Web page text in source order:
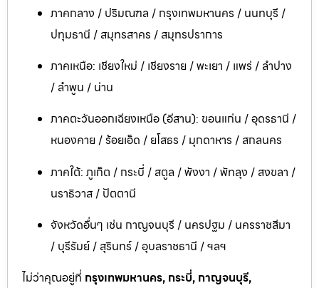
ภาคกลาง / ปริมณฑล / กรุงเทพมหานคร / นนทบุรี /
ปทุมธานี / สมุทรสาคร / สมุทรปราการ
ภาคเหนือ: เชียงใหม่ / เชียงราย / พะเยา / แพร่ / ลำปาง
/ ลำพูน / น่าน
ภาคตะวันออกเฉียงเหนือ (อีสาน): ขอนแก่น / อุดรธานี /
หนองคาย / ร้อยเอ็ด / ยโสธร / มุกดาหาร / สกลนคร
ภาคใต้: ภูเก็ต / กระบี่ / สตูล / พังงา / พัทลุง / สงขลา /
นราธิวาส / ปัตตานี
จังหวัดอื่นๆ เช่น กาญจนบุรี / นครปฐม / นครราชสีมา
/ บุรีรัมย์ / สุรินทร์ / อุบลราชธานี / ฯลฯ
ไม่ว่าคุณอยู่ที่ กรุงเทพมหานคร, กระบี่, กาญจนบุรี,